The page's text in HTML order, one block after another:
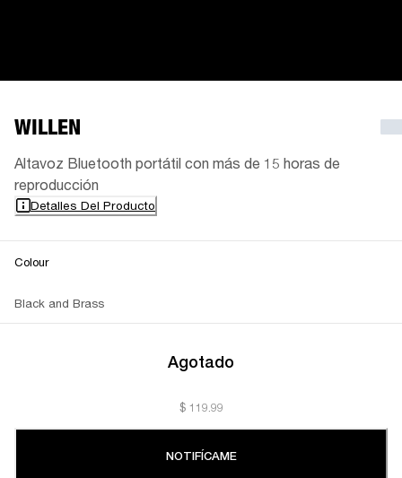
WILLEN
Altavoz Bluetooth portátil con más de 15 horas de
reproducción
Detalles Del Producto
Colour
Black and Brass
Agotado
$ 119.99
NOTIFÍCAME